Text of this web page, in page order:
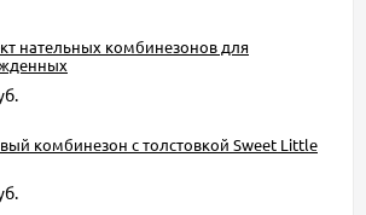
нательных комбинезонов для
комбинезон с толстовкой Sweet Little